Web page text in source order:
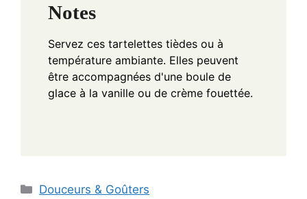
Notes
Servez ces tartelettes tièdes ou à
température ambiante. Elles peuvent
être accompagnées d'une boule de
glace à la vanille ou de crème fouettée.
Categories
Douceurs & Goûters